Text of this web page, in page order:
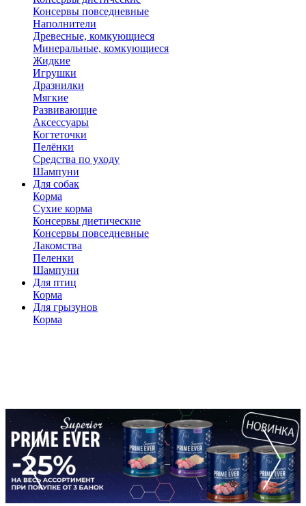
Консервы повседневные
Наполнители
Древесные, комкующиеся
Минеральные, комкующиеся
Жидкие
Игрушки
Дразнилки
Мягкие
Развивающие
Аксессуары
Когтеточки
Пелёнки
Средства по уходу
Шампуни
Для собак
Корма
Сухие корма
Консервы диетические
Консервы повседневные
Лакомства
Пеленки
Шампуни
Для птиц
Корма
Для грызунов
Корма